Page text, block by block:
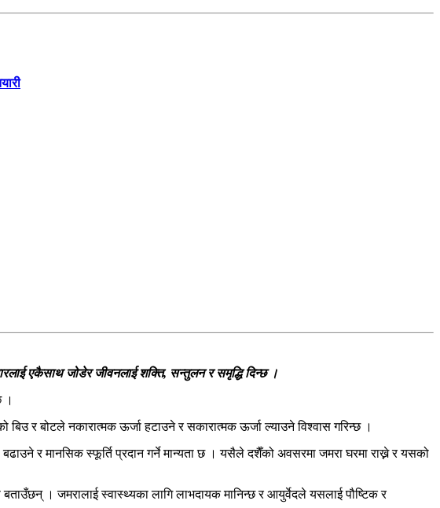
एकैसाथ जोडेर जीवनलाई शक्ति, सन्तुलन र समृद्धि दिन्छ ।
।
बिउ र बोटले नकारात्मक ऊर्जा हटाउने र सकारात्मक ऊर्जा ल्याउने विश्वास गरिन्छ ।
बढाउने र मानसिक स्फूर्ति प्रदान गर्ने मान्यता छ । यसैले दशैँको अवसरमा जमरा घरमा राख्ने र यसको
। जमरालाई स्वास्थ्यका लागि लाभदायक मानिन्छ र आयुर्वेदले यसलाई पौष्टिक र